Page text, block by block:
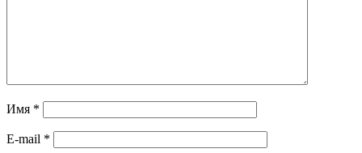
Имя *
E-mail *